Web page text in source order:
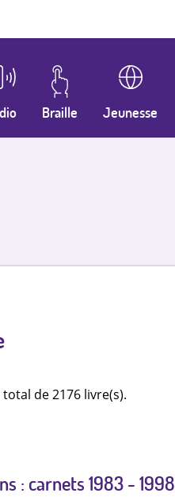
Braille Jeunesse
de 2176 livre(s).
: carnets 1983 - 1998